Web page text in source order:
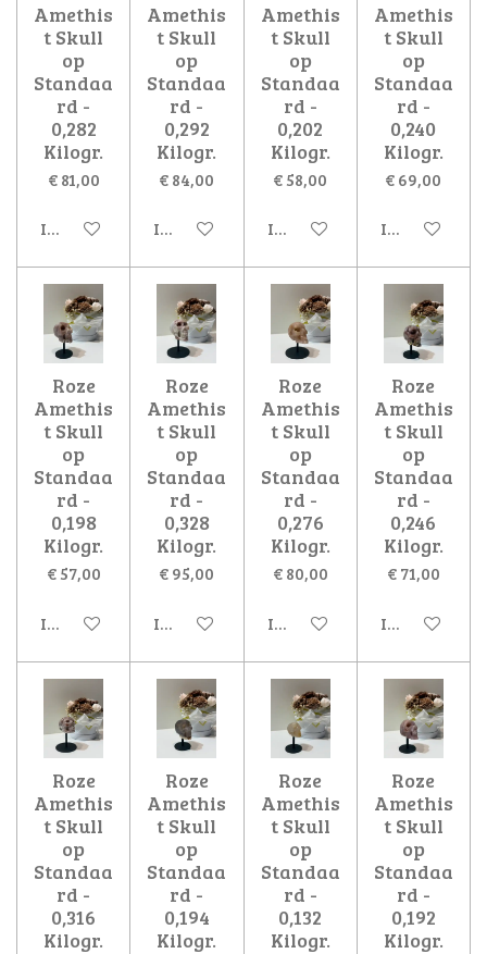
Amethis
t Skull
op
Standaa
rd -
0,282
Kilogr.
€ 81,00
In winkelwagen
Amethis
t Skull
op
Standaa
rd -
0,292
Kilogr.
€ 84,00
In winkelwagen
Amethis
t Skull
op
Standaa
rd -
0,202
Kilogr.
€ 58,00
In winkelwagen
Amethis
t Skull
op
Standaa
rd -
0,240
Kilogr.
€ 69,00
In
Roze
Amethis
t Skull
op
Standaa
rd -
0,198
Kilogr.
€ 57,00
In winkelwagen
Roze
Amethis
t Skull
op
Standaa
rd -
0,328
Kilogr.
€ 95,00
In winkelwagen
Roze
Amethis
t Skull
op
Standaa
rd -
0,276
Kilogr.
€ 80,00
In winkelwagen
Roze
Amethis
t Skull
op
Standaa
rd -
0,246
Kilogr.
€ 71,00
In
Roze
Amethis
t Skull
op
Standaa
rd -
0,316
Kilogr.
Roze
Amethis
t Skull
op
Standaa
rd -
0,194
Kilogr.
Roze
Amethis
t Skull
op
Standaa
rd -
0,132
Kilogr.
Roze
Amethis
t Skull
op
Standaa
rd -
0,192
Kilogr.